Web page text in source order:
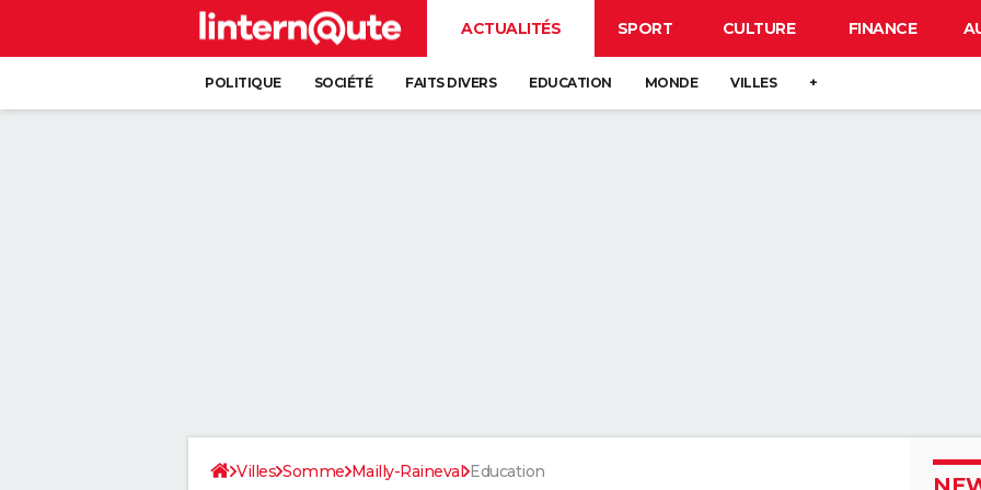
ACTUALITÉS SPORT CULTURE FINANCE
POLITIQUE SOCIÉTÉ FAITS DIVERS EDUCATION MONDE VILLES +
Villes Somme Mailly-Raineval Education